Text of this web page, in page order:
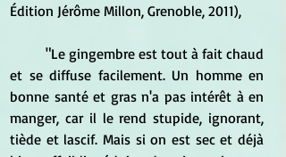
Édition Jérôme Millon, Grenoble, 2011),
et se diffuse facilement. Un homme en
bonne santé et gras n'a pas intérêt à en
manger, car il le rend stupide, ignorant,
tiède et lascif. Mais si on est sec et déjà